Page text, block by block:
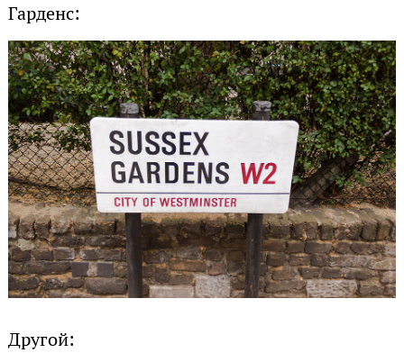
Гарденс:
Другой: